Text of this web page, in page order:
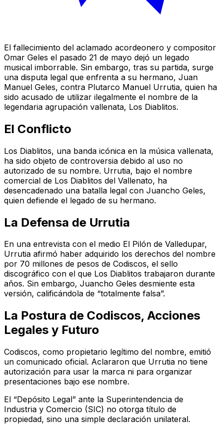
El fallecimiento del aclamado acordeonero y compositor
Omar Geles el pasado 21 de mayo dejó un legado
musical imborrable. Sin embargo, tras su partida, surge
una disputa legal que enfrenta a su hermano, Juan
Manuel Geles, contra Plutarco Manuel Urrutia, quien ha
sido acusado de utilizar ilegalmente el nombre de la
legendaria agrupación vallenata, Los Diablitos.
El Conflicto
Los Diablitos, una banda icónica en la música vallenata,
ha sido objeto de controversia debido al uso no
autorizado de su nombre. Urrutia, bajo el nombre
comercial de Los Diablitos del Vallenato, ha
desencadenado una batalla legal con Juancho Geles,
quien defiende el legado de su hermano.
La Defensa de Urrutia
En una entrevista con el medio El Pilón de Valledupar,
Urrutia afirmó haber adquirido los derechos del nombre
por 70 millones de pesos de Codiscos, el sello
discográfico con el que Los Diablitos trabajaron durante
años. Sin embargo, Juancho Geles desmiente esta
versión, calificándola de “totalmente falsa”.
La Postura de Codiscos, Acciones
Legales y Futuro
Codiscos, como propietario legítimo del nombre, emitió
un comunicado oficial. Aclararon que Urrutia no tiene
autorización para usar la marca ni para organizar
presentaciones bajo ese nombre.
El “Depósito Legal” ante la Superintendencia de
Industria y Comercio (SIC) no otorga título de
propiedad, sino una simple declaración unilateral.